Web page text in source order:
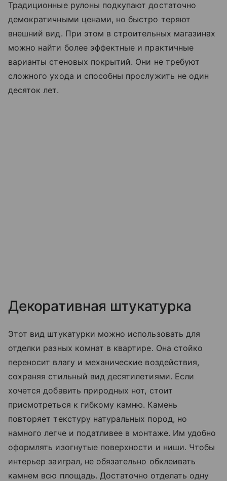
Традиционные рулоны подкупают достаточно
демократичными ценами, но быстро теряют
внешний вид. При этом в строительных магазинах
можно найти более эффектные и практичные
варианты стеновых покрытий. Они не требуют
сложного ухода и способны прослужить не один
десяток лет.
Декоративная штукатурка
Этот вид штукатурки можно использовать для
отделки разных комнат в квартире. Она стойко
переносит влагу и механические воздействия,
сохраняя стильный вид десятилетиями. Если
хочется добавить природных нот, стоит
присмотреться к гибкому камню. Камень
повторяет текстуру натуральных пород, но
намного легче и податливее в монтаже. Им удобно
оформлять изогнутые поверхности и ниши. Чтобы
интерьер заиграл, не обязательно обклеивать
камнем всю площадь. Достаточно отделать одну